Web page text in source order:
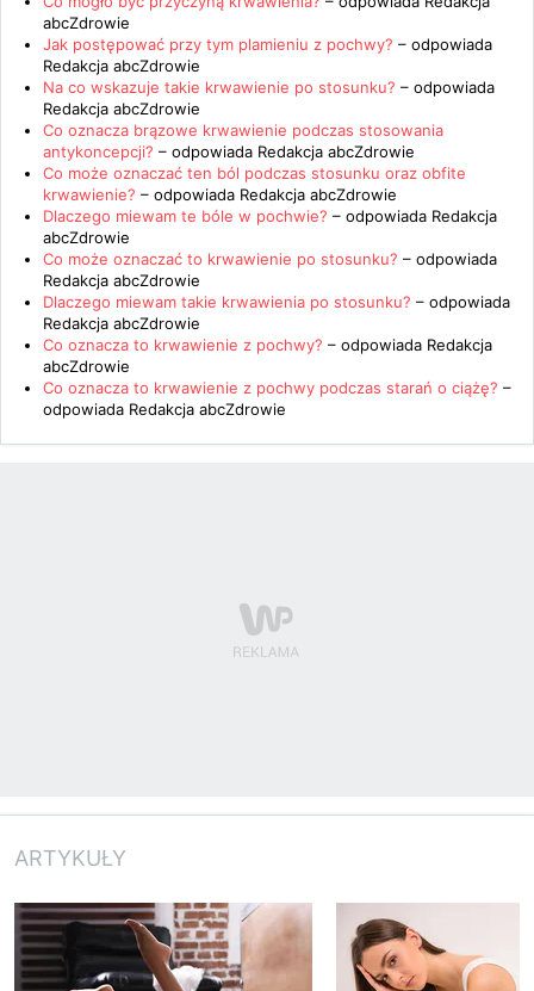
abcZdrowie
Jak postępować przy tym plamieniu z pochwy? – odpowiada
Redakcja abcZdrowie
Na co wskazuje takie krwawienie po stosunku? – odpowiada
Redakcja abcZdrowie
Co oznacza brązowe krwawienie podczas stosowania
antykoncepcji? – odpowiada Redakcja abcZdrowie
Co może oznaczać ten ból podczas stosunku oraz obfite
krwawienie? – odpowiada Redakcja abcZdrowie
Dlaczego miewam te bóle w pochwie? – odpowiada Redakcja
abcZdrowie
Co może oznaczać to krwawienie po stosunku? – odpowiada
Redakcja abcZdrowie
Dlaczego miewam takie krwawienia po stosunku? – odpowiada
Redakcja abcZdrowie
Co oznacza to krwawienie z pochwy? – odpowiada Redakcja
abcZdrowie
Co oznacza to krwawienie z pochwy podczas starań o ciążę? –
odpowiada Redakcja abcZdrowie
ARTYKUŁY